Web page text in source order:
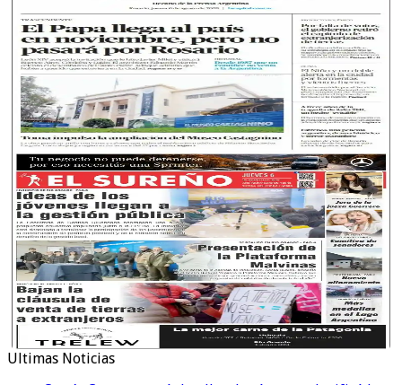
Ultimas Noticias